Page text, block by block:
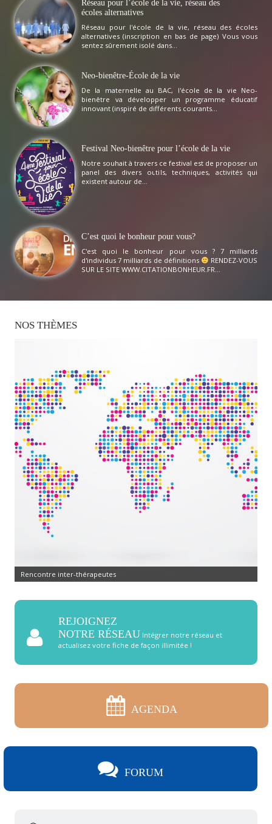
Réseau pour l’école de la vie, réseau des
écoles alternatives
Réseau pour l'école de la vie, réseau des écoles
alternatives (inscription en bas de page) Vous vous
sentez sûrement isolé dans...
Neo-bienêtre-École de la vie
De la maternelle au BAC, l'école de la vie Neo-
bienêtre va développer un programme éducatif
innovant (inspiré de différents courants...
Festival Neo-bienêtre pour l’école de la vie
Notre souhait à travers ce festival est de proposer un
panel des divers outils, techniques, activités qui
existent autour de...
C’est quoi le bonheur pour vous?
C'est quoi le bonheur pour vous ? 7 milliards
d'individus 7 milliards de définitions
RENDEZ-VOUS
SUR LE SITE WWW.CITATIONBONHEUR.FR...
NOS THÈMES
Rencontre inter-thérapeutes
REJOIGNEZ
NOTRE RÉSEAU Intégrer notre réseau et
actualisez votre fiche de façon illimitée !
AGENDA
FORUM